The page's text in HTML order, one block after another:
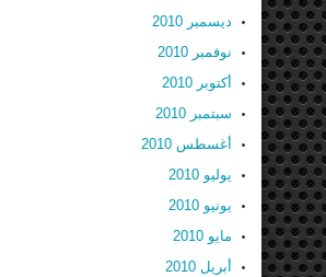
ديسمبر 2010
نوفمبر 2010
أكتوبر 2010
سبتمبر 2010
أغسطس 2010
يوليو 2010
يونيو 2010
مايو 2010
أبريل 2010